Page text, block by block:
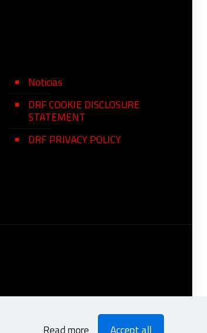
Noticias
DRF COOKIE DISCLOSURE
STATEMENT
DRF PRIVACY POLICY
Read more